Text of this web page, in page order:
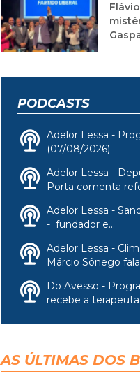
PODCASTS
Adelor Lessa -
(07/08/2026)
Adelor Lessa -
Porta comenta
Adelor Lessa -
- fundador e...
Adelor Lessa -
Márcio Sônego
Do Avesso -
recebe a terapeuta
AS ÚLTIMAS DOS